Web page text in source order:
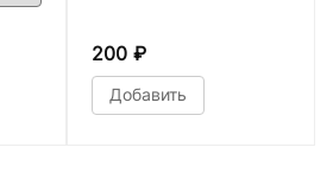
200 ₽
Добавить